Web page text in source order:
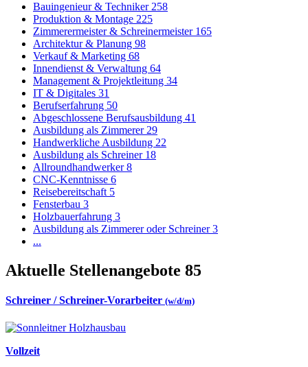
Bauingenieur & Techniker 258
Produktion & Montage 225
Zimmerermeister & Schreinermeister 165
Architektur & Planung 98
Verkauf & Marketing 68
Innendienst & Verwaltung 64
Management & Projektleitung 34
IT & Digitales 31
Berufserfahrung 50
Abgeschlossene Berufsausbildung 41
Ausbildung als Zimmerer 29
Handwerkliche Ausbildung 22
Ausbildung als Schreiner 18
Allroundhandwerker8
CNC-Kenntnisse 6
Reisebereitschaft 5
Fensterbau 3
Holzbauerfahrung 3
Ausbildung als Zimmerer oder Schreiner3
...
Aktuelle Stellenangebote 85
Schreiner / Schreiner-Vorarbeiter (w/d/m)
Vollzeit